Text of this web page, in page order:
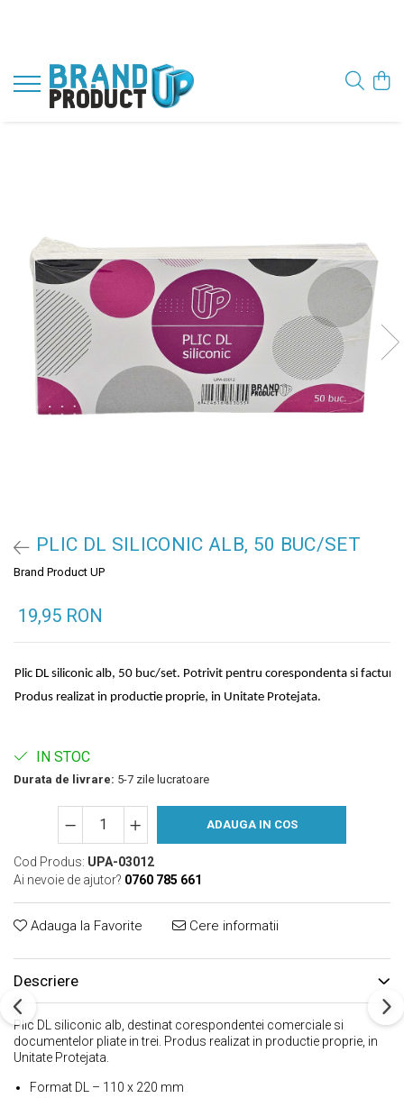
PLIC DL SILICONIC ALB, 50 BUC/SET
Brand Product UP
19,95 RON
Plic DL siliconic alb, 50 buc/set. Potrivit pentru corespondenta si facturi.
Produs realizat in productie proprie, in Unitate Protejata.
IN STOC
Durata de livrare: 5-7 zile lucratoare
ADAUGA IN COS
Cod Produs: UPA-03012
Ai nevoie de ajutor? 0760 785 661
Adauga la Favorite Cere informatii
Descriere
Plic DL siliconic alb, destinat corespondentei comerciale si
documentelor pliate in trei. Produs realizat in productie proprie, in
Unitate Protejata.
Format DL – 110 x 220 mm